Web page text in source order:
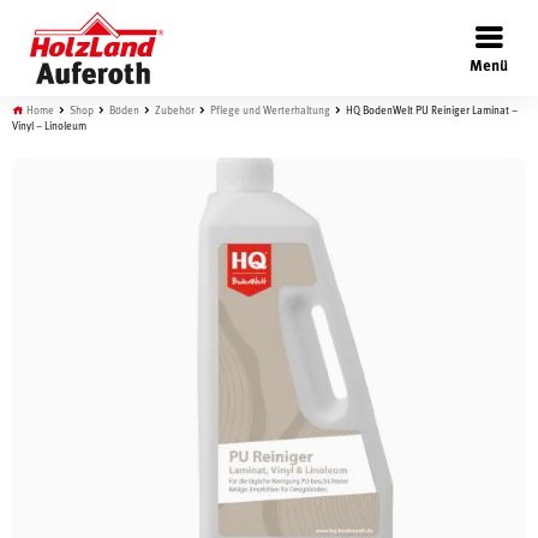
Menü
×
Türen
Garten
Home Shop Böden Zubehör Pflege und Werterhaltung
HQ BodenWelt PU Reiniger Laminat –
Vinyl – Linoleum